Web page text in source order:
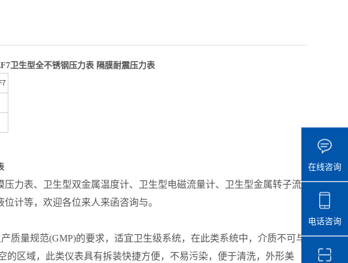
卫生型全不锈钢压力表 隔膜耐震压力表
力表、卫生型双金属温度计、卫生型电磁流量计、卫生型金属转子流
计等，欢迎各位来人来函咨询与。
质量规范(GMP)的要求，适宜卫生级系统，在此类系统中，介质不可与
区域，此类仪表具有拆装快捷方便，不易污染，便于清洗，外形美
在线咨询
电话咨询